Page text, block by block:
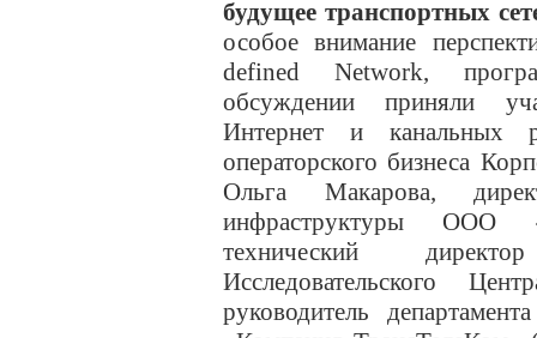
будущее транспортных
особое внимание
defined Network,
обсуждении приняли
Интернет и канальных
операторского бизнеса
Ольга Макарова,
инфраструктуры ООО
технический
Исследовательского
руководитель